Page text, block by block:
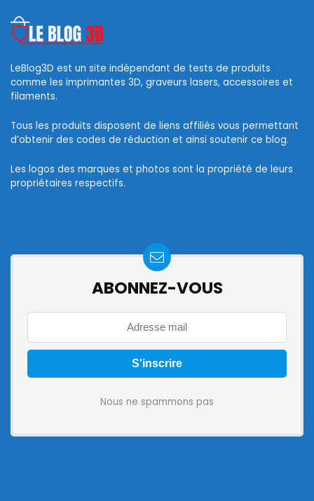
LeBlog3D est un site indépendant de tests de produits
comme les imprimantes 3D, graveurs lasers, accessoires et
filaments.
Tous les produits disposent de liens affiliés vous permettant
d’obtenir des codes de réduction et ainsi soutenir ce blog.
Les logos des marques et photos sont la propriété de leurs
propriétaires respectifs.
ABONNEZ-VOUS
Nous ne spammons pas